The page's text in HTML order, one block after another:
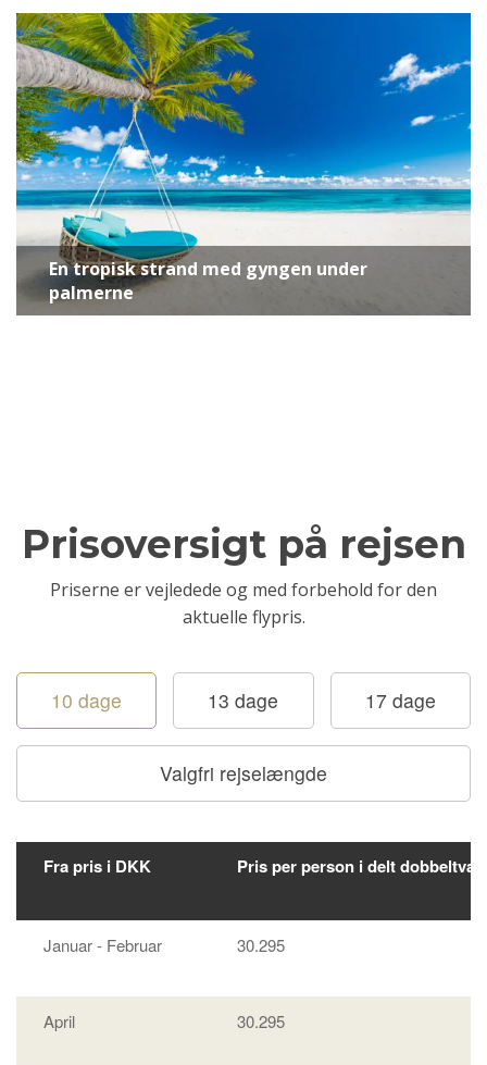
En tropisk strand med gyngen under
palmerne
Prisoversigt på rejsen
Priserne er vejledede og med forbehold for den
aktuelle flypris.
10 dage 13 dage 17 dage
Valgfri rejselængde
Fra pris i DKK Pris per person i delt
Januar - Februar 30.295
April 30.295